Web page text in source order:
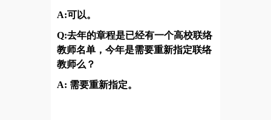
A:可以。
Q:去年的章程是已经有一个高校联络
教师名单，今年是需要重新指定联络
教师么？
A: 需要重新指定。